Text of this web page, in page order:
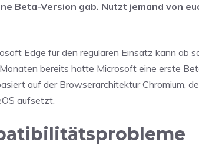
Beta-Version gab. Nutzt jemand von
Edge für den regulären Einsatz kann ab
bereits hatte Microsoft eine erste
auf der Browserarchitektur Chromium,
aufsetzt.